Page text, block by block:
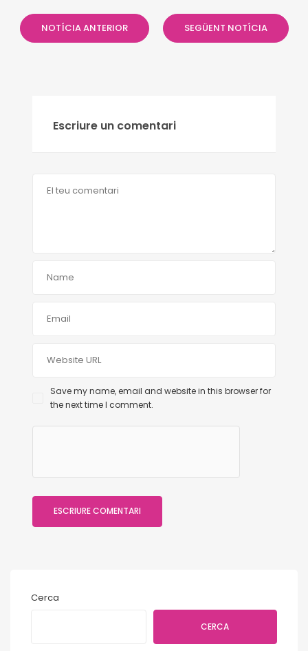
NOTÍCIA ANTERIOR SEGÜENT NOTÍCIA
Escriure un comentari
Save my name, email and website in this browser for
the next time I comment.
Cerca
CERCA